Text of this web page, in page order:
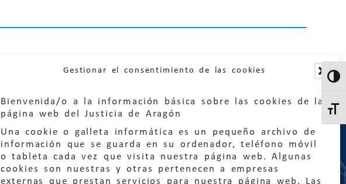
Gestionar el consentimiento de las cookies
Bienvenida/o a la información básica sobre las cookies de la
página web del Justicia de Aragón
Una cookie o galleta informática es un pequeño archivo de
información que se guarda en su ordenador, teléfono móvil
o tableta cada vez que visita nuestra página web. Algunas
cookies son nuestras y otras pertenecen a empresas
externas que prestan servicios para nuestra página web. Las